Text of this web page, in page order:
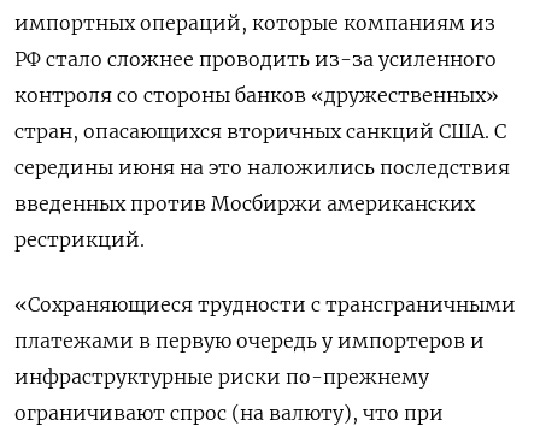
импортных операций, которые компаниям из
РФ стало сложнее проводить из-за усиленного
контроля со стороны банков «дружественных»
стран, опасающихся вторичных санкций США. С
середины июня на это наложились последствия
введенных против Мосбиржи американских
рестрикций.
«Сохраняющиеся трудности с трансграничными
платежами в первую очередь у импортеров и
инфраструктурные риски по-прежнему
ограничивают спрос (на валюту), что при